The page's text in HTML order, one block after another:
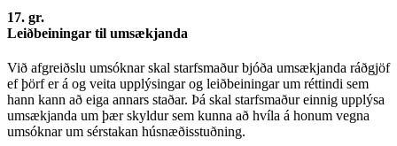
17. gr.
Leiðbeiningar til umsækjanda
Við afgreiðslu umsóknar skal starfsmaður bjóða umsækjanda ráðgjöf
ef þörf er á og veita upplýsingar og leiðbeiningar um réttindi sem
hann kann að eiga annars staðar. Þá skal starfsmaður einnig upplýsa
umsækjanda um þær skyldur sem kunna að hvíla á honum vegna
umsóknar um sérstakan húsnæðisstuðning.